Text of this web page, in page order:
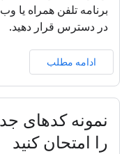
برنامه تلفن همراه یا
در دسترس قرار دهید.
ادامه مطلب
را امتحان کنید